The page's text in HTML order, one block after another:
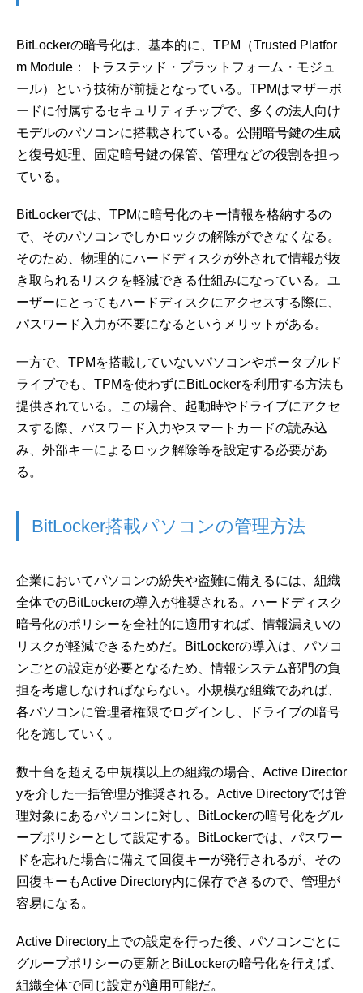
BitLockerの暗号化は、基本的に、TPM（Trusted Platfor
m Module： トラステッド・プラットフォーム・モジュ
ール）という技術が前提となっている。TPMはマザーボ
ードに付属するセキュリティチップで、多くの法人向け
モデルのパソコンに搭載されている。公開暗号鍵の生成
と復号処理、固定暗号鍵の保管、管理などの役割を担っ
ている。
BitLockerでは、TPMに暗号化のキー情報を格納するの
で、そのパソコンでしかロックの解除ができなくなる。
そのため、物理的にハードディスクが外されて情報が抜
き取られるリスクを軽減できる仕組みになっている。ユ
ーザーにとってもハードディスクにアクセスする際に、
パスワード入力が不要になるというメリットがある。
一方で、TPMを搭載していないパソコンやポータブルド
ライブでも、TPMを使わずにBitLockerを利用する方法も
提供されている。この場合、起動時やドライブにアクセ
スする際、パスワード入力やスマートカードの読み込
み、外部キーによるロック解除等を設定する必要があ
る。
BitLocker搭載パソコンの管理方法
企業においてパソコンの紛失や盗難に備えるには、組織
全体でのBitLockerの導入が推奨される。ハードディスク
暗号化のポリシーを全社的に適用すれば、情報漏えいの
リスクが軽減できるためだ。BitLockerの導入は、パソコ
ンごとの設定が必要となるため、情報システム部門の負
担を考慮しなければならない。小規模な組織であれば、
各パソコンに管理者権限でログインし、ドライブの暗号
化を施していく。
数十台を超える中規模以上の組織の場合、Active Director
yを介した一括管理が推奨される。Active Directoryでは管
理対象にあるパソコンに対し、BitLockerの暗号化をグル
ープポリシーとして設定する。BitLockerでは、パスワー
ドを忘れた場合に備えて回復キーが発行されるが、その
回復キーもActive Directory内に保存できるので、管理が
容易になる。
Active Directory上での設定を行った後、パソコンごとに
グループポリシーの更新とBitLockerの暗号化を行えば、
組織全体で同じ設定が適用可能だ。